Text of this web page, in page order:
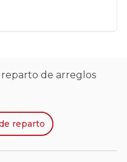
diferentes diseños,
nuestros clientes
únicos y originales
de arreglos
reparto